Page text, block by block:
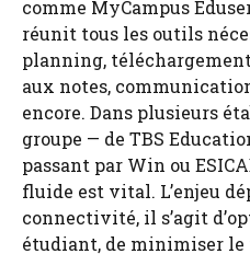
comme MyCampus
réunit tous les outils
planning,
aux notes,
encore. Dans plusieurs
groupe — de TBS
passant par Win ou
fluide est vital. L’enjeu
connectivité, il s’agit
étudiant, de minimiser le